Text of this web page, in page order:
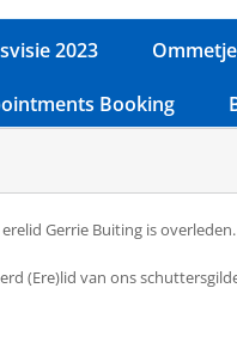
2023
Booking
Gerrie Buiting is overleden.
(Ere)lid van ons